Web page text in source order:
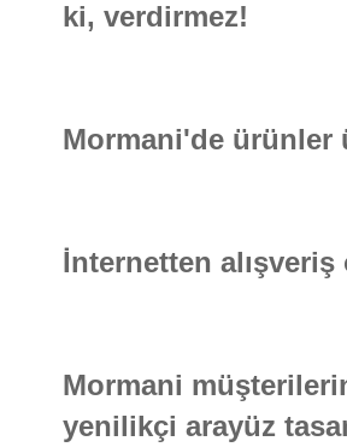
ki, verdirmez!
Mormani'de ürünler
İnternetten
Mormani
yenilikçi arayüz